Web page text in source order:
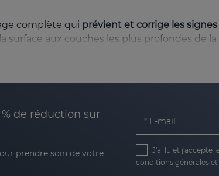
complète qui prévient et corrige les
surface aux couches les plus profondes de
du collagène et de l'élastine, deux
l'acide hyaluronique renforce
de réduction sur
prendre soin de votre
E-mail
J'ai lu et j'accepte
conditions générales et